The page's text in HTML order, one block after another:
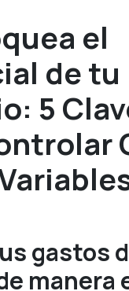
el
de tu
5
gastos
manera